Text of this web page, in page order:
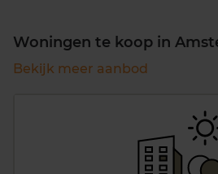
Woningen te koop in
Bekijk meer aanbod